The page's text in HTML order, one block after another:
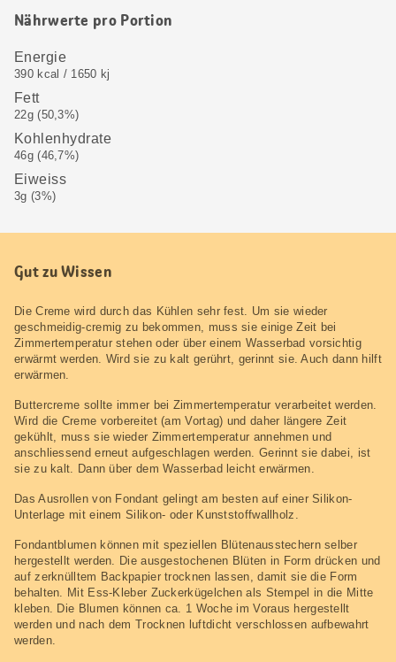
Nährwerte pro Portion
Energie
390 kcal / 1650 kj
Fett
22g (50,3%)
Kohlenhydrate
46g (46,7%)
Eiweiss
3g (3%)
Gut zu Wissen
Die Creme wird durch das Kühlen sehr fest. Um sie wieder
geschmeidig-cremig zu bekommen, muss sie einige Zeit bei
Zimmertemperatur stehen oder über einem Wasserbad vorsichtig
erwärmt werden. Wird sie zu kalt gerührt, gerinnt sie. Auch dann hilft
erwärmen.
Buttercreme sollte immer bei Zimmertemperatur verarbeitet werden.
Wird die Creme vorbereitet (am Vortag) und daher längere Zeit
gekühlt, muss sie wieder Zimmertemperatur annehmen und
anschliessend erneut aufgeschlagen werden. Gerinnt sie dabei, ist
sie zu kalt. Dann über dem Wasserbad leicht erwärmen.
Das Ausrollen von Fondant gelingt am besten auf einer Silikon-
Unterlage mit einem Silikon- oder Kunststoffwallholz.
Fondantblumen können mit speziellen Blütenausstechern selber
hergestellt werden. Die ausgestochenen Blüten in Form drücken und
auf zerknülltem Backpapier trocknen lassen, damit sie die Form
behalten. Mit Ess-Kleber Zuckerkügelchen als Stempel in die Mitte
kleben. Die Blumen können ca. 1 Woche im Voraus hergestellt
werden und nach dem Trocknen luftdicht verschlossen aufbewahrt
werden.